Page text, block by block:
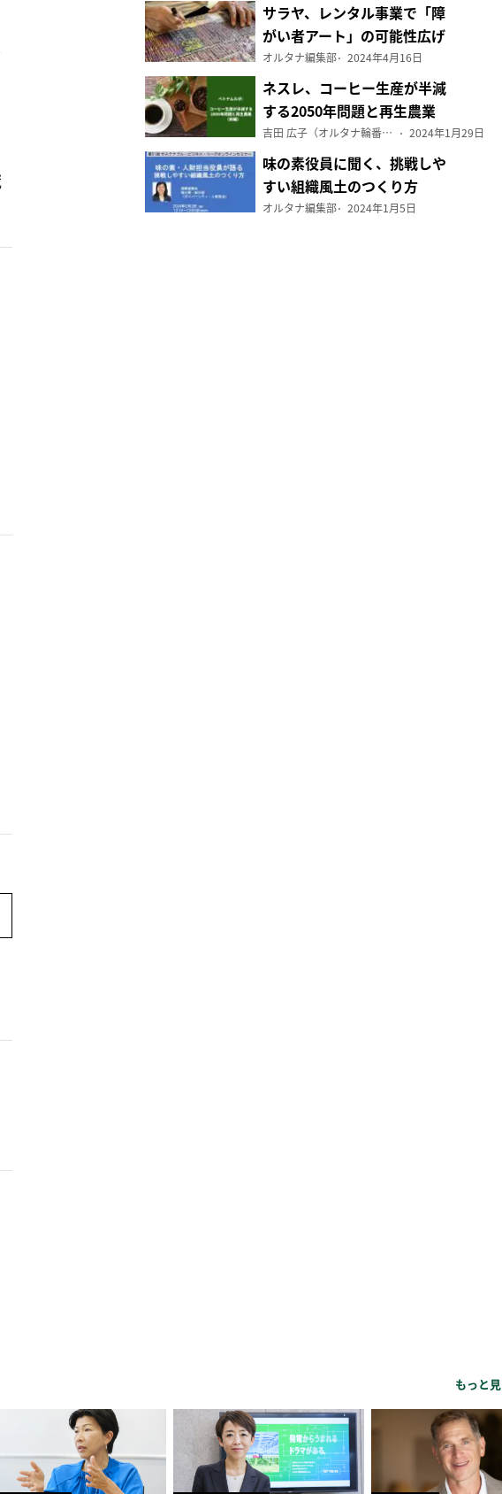
サラヤ、レンタル事業で「障
がい者アート」の可能性広げ
る
オルタナ編集部 2024年4月16日
ネスレ、コーヒー生産が半減
する2050年問題と再生農業
（前編）
吉田 広子（オルタナ輪番編集長） 2024年1月29日
味の素役員に聞く、挑戦しや
すい組織風土のつくり方
オルタナ編集部 2024年1月5日
もっと